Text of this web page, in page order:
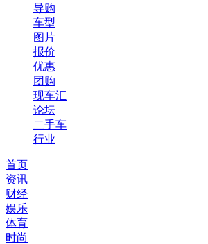
导购
车型
图片
报价
优惠
团购
现车汇
论坛
二手车
行业
首页
资讯
财经
娱乐
体育
时尚